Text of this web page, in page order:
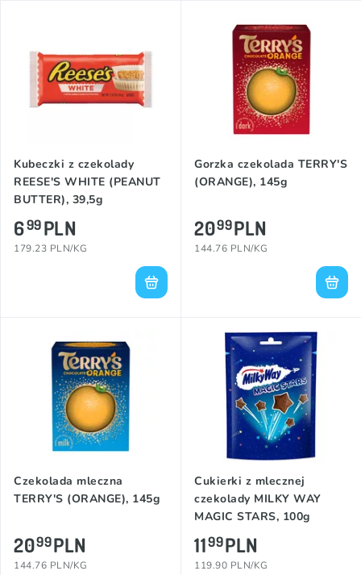
Kubeczki z czekolady
REESE'S WHITE (PEANUT
BUTTER), 39,5g
699PLN
179.23 PLN/KG
Gorzka czekolada TERRY'S
(ORANGE), 145g
2099PLN
144.76 PLN/KG
Czekolada mleczna
TERRY'S (ORANGE), 145g
2099PLN
144.76 PLN/KG
Cukierki z mlecznej
czekolady MILKY WAY
MAGIC STARS, 100g
1199PLN
119.90 PLN/KG